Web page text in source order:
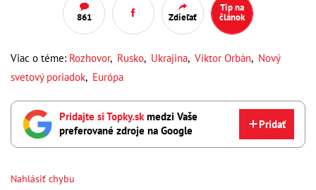
861 Zdieľať
Tip na
článok
Viac o téme: Rozhovor, Rusko, Ukrajina, Viktor Orbán, Nový
svetový poriadok, Európa
Pridajte si Topky.skmedzi Vaše
preferované zdroje na Google
Pridať
Nahlásiť chybu